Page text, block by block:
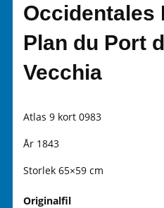
Occidentales
Plan du Port
Vecchia
Atlas 9 kort 0983
År 1843
Storlek 65×59 cm
Originalfil